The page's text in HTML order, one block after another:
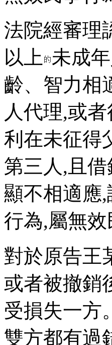
法院經審理
以上 未成
齡、智力相
人代理,或
利在未征得
第三人,且
顯不相適應
行為,屬無效
對於原告王
或者被撤銷
受損失一方
雙方都有過